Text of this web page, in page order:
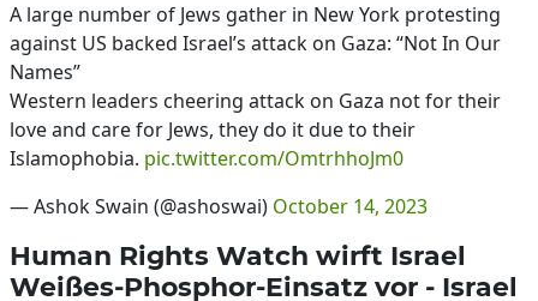
A large number of Jews gather in New York protesting
against US backed Israel’s attack on Gaza: “Not In Our
Names”
Western leaders cheering attack on Gaza not for their
love and care for Jews, they do it due to their
Islamophobia. pic.twitter.com/OmtrhhoJm0
— Ashok Swain (@ashoswai) October 14, 2023
Human Rights Watch wirft Israel
Weißes-Phosphor-Einsatz vor - Israel